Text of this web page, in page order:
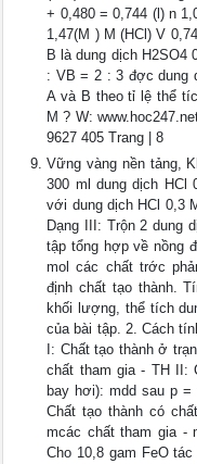
+ 0,480 = 0,744 (l) n
1,47(M ) M (HCl) V
B là dung dịch H2SO4
: VB = 2 : 3 đợc dung
A và B theo tỉ lệ thể
M ? W:
9627 405 Trang | 8
Vững vàng nền tảng,
300 ml dung dịch HCl
với dung dịch HCl 0,3
Dạng III: Trộn 2 dung
tập tổng hợp về nồng
mol các chất trớc
định chất tạo thành.
khối lượng, thể tích
của bài tập. 2. Cách
I: Chất tạo thành ở
chất tham gia - TH II:
bay hơi): mdd sau p
Chất tạo thành có
mcác chất tham gia -
Cho 10,8 gam FeO